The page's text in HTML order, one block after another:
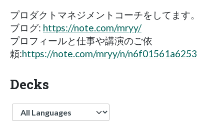
プロダクトマネジメントコーチをしてます。
ブログ: https://note.com/mryy/
プロフィールと仕事や講演のご依
頼:https://note.com/mryy/n/n6f01561a6253
Decks
Language